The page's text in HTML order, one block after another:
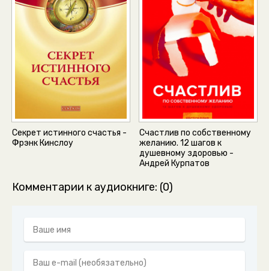
Секрет истинного счастья -
Фрэнк Кинслоу
Счастлив по собственному
желанию. 12 шагов к
душевному здоровью -
Андрей Курпатов
Комментарии к аудиокниге: (0)